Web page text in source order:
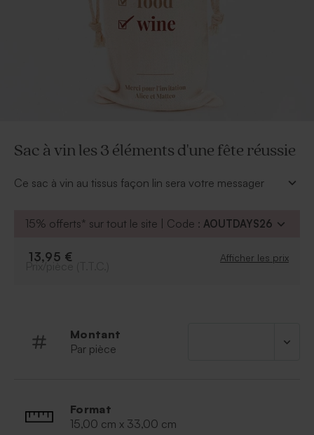
Sac à vin les 3 éléments d'une fête réussie
Ce sac à vin au tissus façon lin sera votre messager
cadeau.
noue grâce à son lien.
15% offerts* sur tout le site | Code : AOUTDAYS26
13,95 € Afficher les prix
Montant
Par pièce
Format
15,00 cm x 33,00 cm